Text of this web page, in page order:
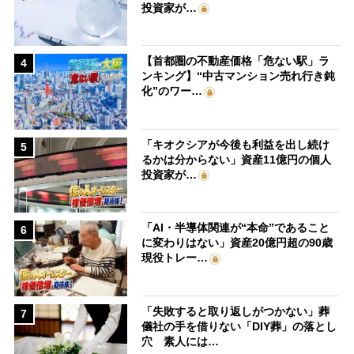
投資家が…
4
【首都圏の不動産価格「危ない駅」ラ
ンキング】“中古マンション売れ行き鈍
化”のワー…
5
「キオクシアが今後も利益を出し続け
るかは分からない」資産11億円の個人
投資家が…
6
「AI・半導体関連が“本命”であること
に変わりはない」資産20億円超の90歳
現役トレー…
7
「失敗すると取り返しがつかない」葬
儀社の手を借りない「DIY葬」の落とし
穴 素人には…